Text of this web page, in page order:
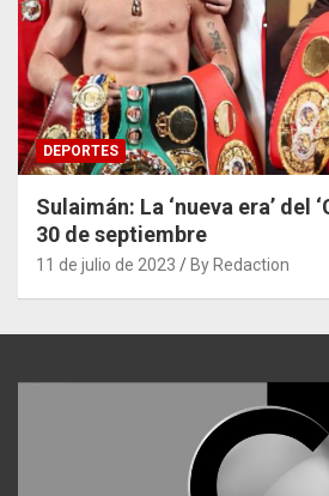
DEPORTES
Sulaimán: La ‘nueva era’ del
30 de septiembre
11 de julio de 2023 By Redaction